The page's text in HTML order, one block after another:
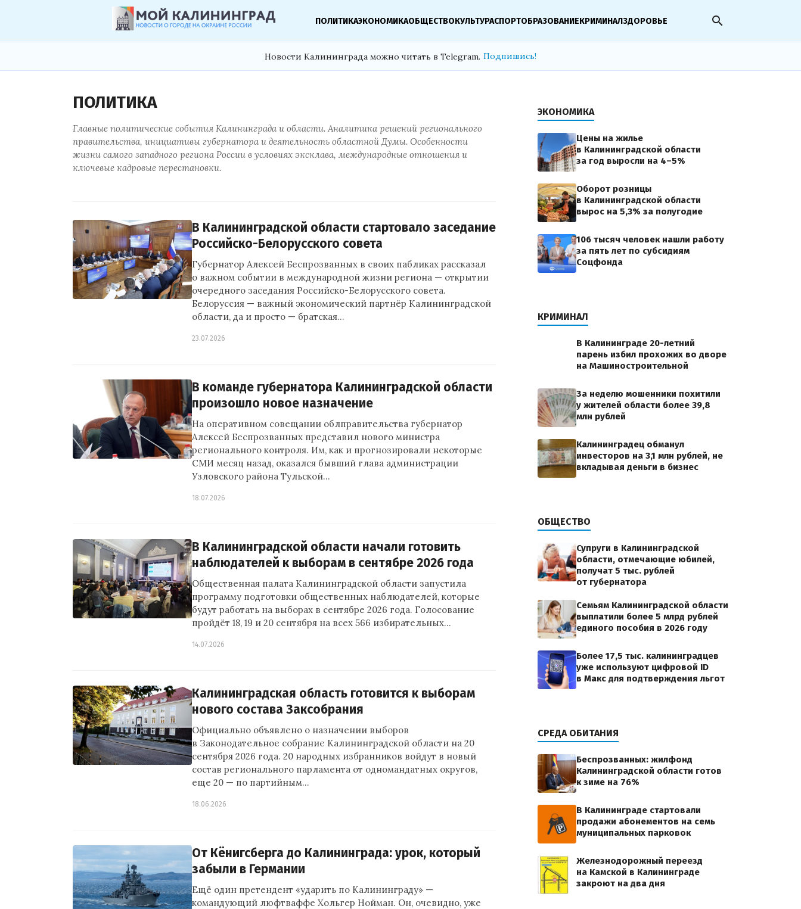
ПОЛИТИКАЭКОНОМИКАОБЩЕСТВОКУЛЬТУРАСПОРТОБРАЗОВАНИЕКРИМИНАЛЗДОРОВЬЕ search
Новости Калининграда можно читать в Telegram. Подпишись!
ПОЛИТИКА
Главные политические события Калининграда и области. Аналитика решений регионального
правительства, инициативы губернатора и деятельность областной Думы. Особенности
жизни самого западного региона России в условиях эксклава, международные отношения и
ключевые кадровые перестановки.
В Калининградской области стартовало заседание
Российско-Белорусского совета
Губернатор Алексей Беспрозванных в своих пабликах рассказал
о важном событии в международной жизни региона — открытии
очередного заседания Российско-Белорусского совета.
Белоруссия — важный экономический партнёр Калининградской
области, да и просто — братская…
23.07.2026
В команде губернатора Калининградской области
произошло новое назначение
На оперативном совещании облправительства губернатор
Алексей Беспрозванных представил нового министра
регионального контроля. Им, как и прогнозировали некоторые
СМИ месяц назад, оказался бывший глава администрации
Узловского района Тульской…
18.07.2026
В Калининградской области начали готовить
наблюдателей к выборам в сентябре 2026 года
Общественная палата Калининградской области запустила
программу подготовки общественных наблюдателей, которые
будут работать на выборах в сентябре 2026 года. Голосование
пройдёт 18, 19 и 20 сентября на всех 566 избирательных…
14.07.2026
Калининградская область готовится к выборам
нового состава Заксобрания
Официально объявлено о назначении выборов
в Законодательное собрание Калининградской области на 20
сентября 2026 года. 20 народных избранников войдут в новый
состав регионального парламента от одномандатных округов,
еще 20 — по партийным…
18.06.2026
От Кёнигсберга до Калининграда: урок, который
забыли в Германии
Ещё один претендент «ударить по Калининграду» —
командующий люфтваффе Хольгер Нойман. Он, очевидно, уже
ЭКОНОМИКА
Цены на жилье
в Калининградской области
за год выросли на 4–5%
Оборот розницы
в Калининградской области
вырос на 5,3% за полугодие
106 тысяч человек нашли работу
за пять лет по субсидиям
Соцфонда
КРИМИНАЛ
В Калининграде 20-летний
парень избил прохожих во дворе
на Машиностроительной
За неделю мошенники похитили
у жителей области более 39,8
млн рублей
Калининградец обманул
инвесторов на 3,1 млн рублей, не
вкладывая деньги в бизнес
ОБЩЕСТВО
Супруги в Калининградской
области, отмечающие юбилей,
получат 5 тыс. рублей
от губернатора
Семьям Калининградской области
выплатили более 5 млрд рублей
единого пособия в 2026 году
Более 17,5 тыс. калининградцев
уже используют цифровой ID
в Макс для подтверждения льгот
СРЕДА ОБИТАНИЯ
Беспрозванных: жилфонд
Калининградской области готов
к зиме на 76%
В Калининграде стартовали
продажи абонементов на семь
муниципальных парковок
Железнодорожный переезд
на Камской в Калининграде
закроют на два дня